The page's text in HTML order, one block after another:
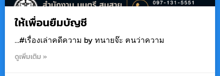
ให้เพื่อนยืมบัญชี
…#เรื่องเล่าคดีความ by ทนายจ๊ะ ฅนว่าความ
ดูเพิ่มเติม »